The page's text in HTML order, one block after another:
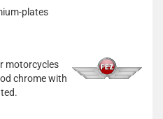
plates
motorcycles
chrome with